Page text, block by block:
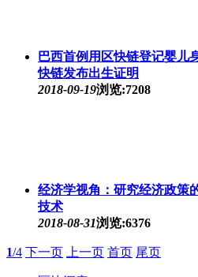
巴西首例用区快链登记婴儿
快链发布出生证明
2018-09-19浏览:7208
经济学视角：研究经济政策
技术
2018-08-31浏览:6376
1/4 下一页 上一页 首页 尾页